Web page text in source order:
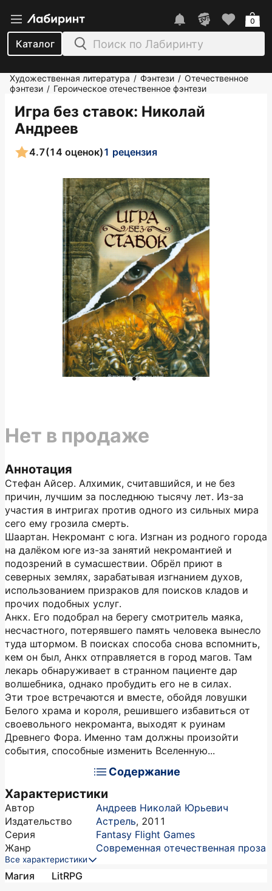
Каталог
0
Художественная литература / Фэнтези / Отечественное
фэнтези / Героическое отечественное фэнтези
Игра без ставок: Николай
Андреев
4.7(14 оценок)1 рецензия
Аннотация
Стефан Айсер. Алхимик, считавшийся, и не без
причин, лучшим за последнюю тысячу лет. Из-за
участия в интригах против одного из сильных мира
сего ему грозила смерть.
Шаартан. Некромант с юга. Изгнан из родного города
на далёком юге из-за занятий некромантией и
подозрений в сумасшествии. Обрёл приют в
северных землях, зарабатывая изгнанием духов,
использованием призраков для поисков кладов и
прочих подобных услуг.
Анкх. Его подобрал на берегу смотритель маяка,
несчастного, потерявшего память человека вынесло
туда штормом. В поисках способа снова вспомнить,
кем он был, Анкх отправляется в город магов. Там
лекарь обнаруживает в странном пациенте дар
волшебника, однако пробудить его не в силах.
Эти трое встречаются и вместе, обойдя ловушки
Белого храма и короля, решившего избавиться от
своевольного некроманта, выходят к руинам
Древнего Фора. Именно там должны произойти
события, способные изменить Вселенную...
Содержание
Характеристики
Автор
Андреев Николай Юрьевич
Издательство
Астрель, 2011
Серия
Fantasy Flight Games
Жанр
Современная отечественная проза
Все характеристики
Магия LitRPG
Нет в продаже